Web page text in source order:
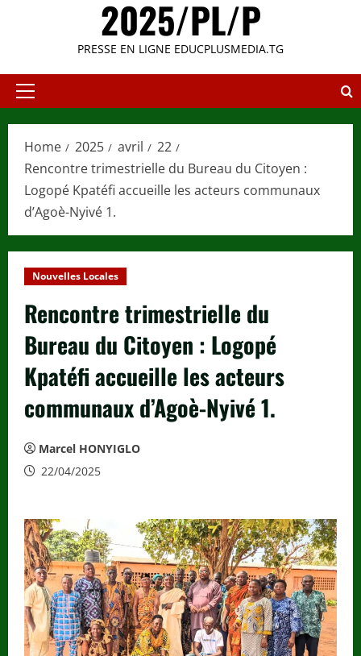
2025/PL/P
PRESSE EN LIGNE EDUCPLUSMEDIA.TG
Primary
Home 2025 avril
22
Rencontre trimestrielle du Bureau du Citoyen :
Logopé Kpatéfi accueille les acteurs communaux
d’Agoè-Nyivé 1.
Nouvelles Locales
Rencontre trimestrielle du
Bureau du Citoyen : Logopé
Kpatéfi accueille les acteurs
communaux d’Agoè-Nyivé 1.
Marcel HONYIGLO
22/04/2025